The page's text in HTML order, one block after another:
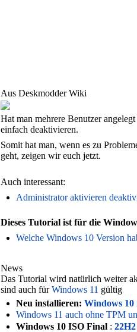
Aus Deskmodder Wiki
Hat man mehrere Benutzer
einfach deaktivieren.
Somit hat man, wenn es zu
geht, zeigen wir euch jetzt.
Auch interessant:
Administrator aktivieren
Dieses Tutorial ist für die
Welche Windows 10 Version
News
Das Tutorial wird natürlich weiter
sind auch fürWindows 11 gültig
Neu installieren: Windows 10
Windows 11 auch ohne TPM
Windows 10 ISO Final: